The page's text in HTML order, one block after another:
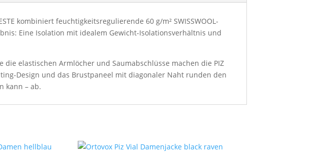
kombiniert feuchtigkeitsregulierende 60 g/m² SWISSWOOL-
Eine Isolation mit idealem Gewicht-Isolationsverhältnis und
elastischen Armlöcher und Saumabschlüsse machen die PIZ
Design und das Brustpaneel mit diagonaler Naht runden den
kann – ab.